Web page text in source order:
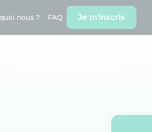
nous ? FAQ Je m’inscris